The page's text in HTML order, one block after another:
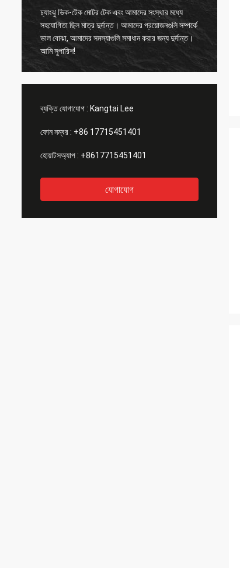
চ্যাংঝু ভিক-টেক মোটর টেক এবং আমাদের সংস্থার মধ্যে
সহযোগিতা ছিল মাত্র দুর্দান্ত। আমাদের প্রয়োজনগুলি সম্পর্কে
ভাল বোঝা, আমাদের সমস্যাগুলি সমাধান করার জন্য দুর্দান্ত।
আমি সুপারিশ!
ব্যক্তি যোগাযোগ : Kangtai Lee
ফোন নম্বর : +86 17715451401
হোয়াটসঅ্যাপ : +8617715451401
যোগাযোগ